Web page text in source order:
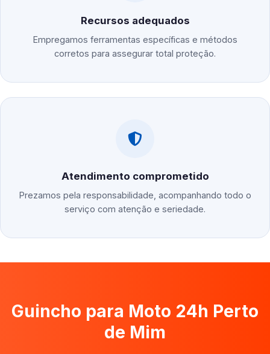
Recursos adequados
Empregamos ferramentas específicas e métodos
corretos para assegurar total proteção.
Atendimento comprometido
Prezamos pela responsabilidade, acompanhando todo o
serviço com atenção e seriedade.
Guincho para Moto 24h Perto
de Mim